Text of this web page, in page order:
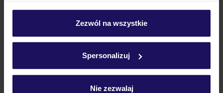
personalizować swój wybór wchodząc w zakładkę
Szczegółowe informacje o plikach cookie znajdziesz
Zezwól na wszystkie
Spersonalizuj
Nie zezwalaj
Ważne informacje